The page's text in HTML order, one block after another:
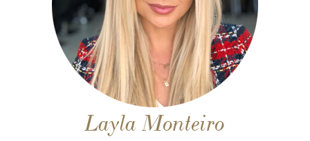
Layla Monteiro